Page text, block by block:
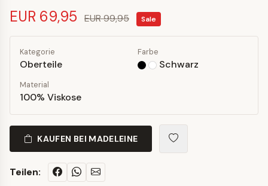
EUR 69,95 EUR 99,95 Sale
Kategorie
Oberteile
Farbe
Schwarz
Material
100% Viskose
KAUFEN BEI MADELEINE
Teilen: